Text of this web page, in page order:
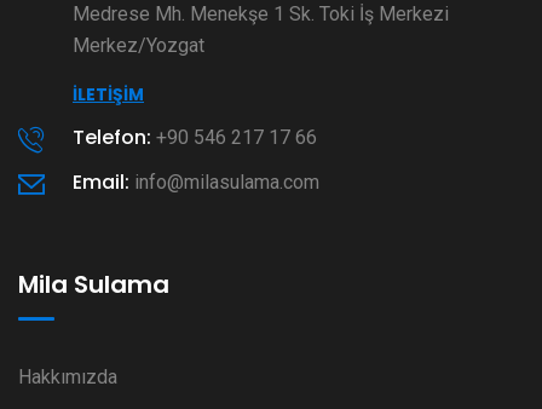
Medrese Mh. Menekşe 1 Sk. Toki İş Merkezi
Merkez/Yozgat
İLETIŞIM
Telefon: +90 546 217 17 66
Email: info@milasulama.com
Mila Sulama
Hakkımızda